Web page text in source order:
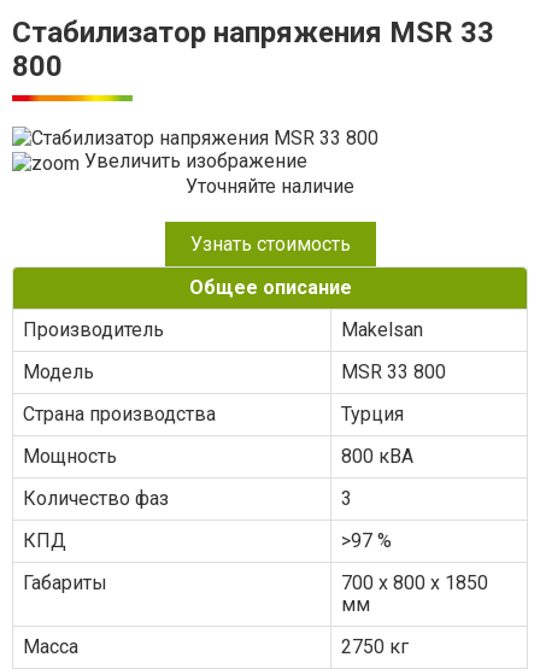
Стабилизатор напряжения MSR 33
800
Увеличить изображение
Уточняйте наличие
Узнать стоимость
Общее описание
Производитель
Makelsan
Модель
MSR 33 800
Страна производства
Турция
Мощность
800 кВА
Количество фаз
3
КПД
>97 %
Габариты
700 x 800 x 1850
мм
Масса
2750 кг